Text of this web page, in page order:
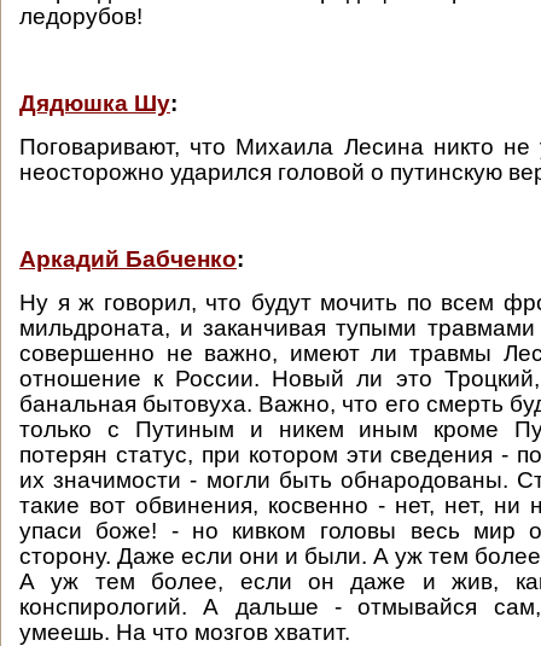
ледорубов!
Дядюшка Шу:
Поговаривают, что Михаила Лесина никто не
неосторожно ударился головой о путинскую
Аркадий Бабченко:
Ну я ж говорил, что будут мочить по всем
мильдроната, и заканчивая тупыми
совершенно не важно, имеют ли травмы
отношение к России. Новый ли это Троцкий,
банальная бытовуха. Важно, что его смерть
только с Путиным и никем иным кроме
потерян статус, при котором эти сведения -
их значимости - могли быть обнародованы.
такие вот обвинения, косвенно - нет, нет, ни
упаси боже! - но кивком головы весь мир
сторону. Даже если они и были. А уж тем
А уж тем более, если он даже и жив,
конспирологий. А дальше - отмывайся
умеешь. На что мозгов хватит.